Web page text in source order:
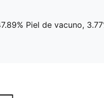
Piel de vacuno,